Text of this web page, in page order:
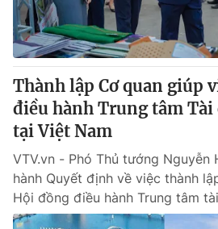
Thành lập Cơ quan giúp
điều hành Trung tâm Tài
tại Việt Nam
VTV.vn - Phó Thủ tướng Nguyễn
hành Quyết định về việc thành
Hội đồng điều hành Trung tâm